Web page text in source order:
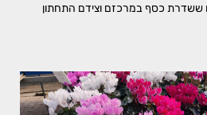
ששדרת כסף במרכזם וצידם התחתון